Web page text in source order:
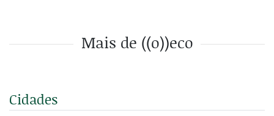
Mais de ((o))eco
Cidades